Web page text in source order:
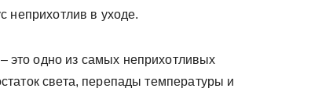
неприхотлив в уходе.
это одно из самых неприхотливых
света, перепады температуры и